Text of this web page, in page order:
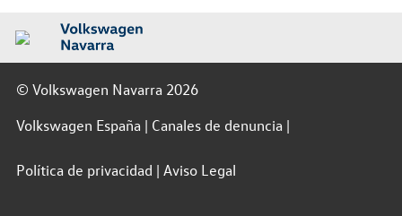
© Volkswagen Navarra 2026
Volkswagen España
Canales de denuncia
Política de privacidad Aviso Legal